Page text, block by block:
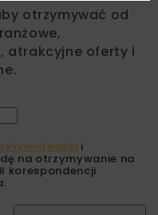
otrzymywać od
atrakcyjne oferty i
Prywatności i
na otrzymywanie na
korespondencji